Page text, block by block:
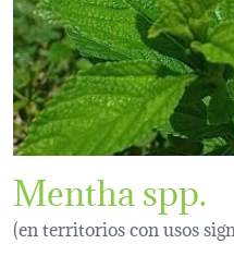
Mentha spp.
(en territorios con usos